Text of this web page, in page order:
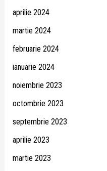
aprilie 2024
martie 2024
februarie 2024
ianuarie 2024
noiembrie 2023
octombrie 2023
septembrie 2023
aprilie 2023
martie 2023